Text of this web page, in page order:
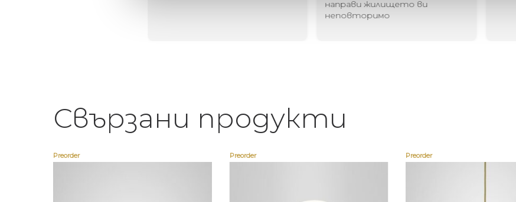
направи жилището ви
неповторимо
Свързани продукти
Preorder Preorder Preorder